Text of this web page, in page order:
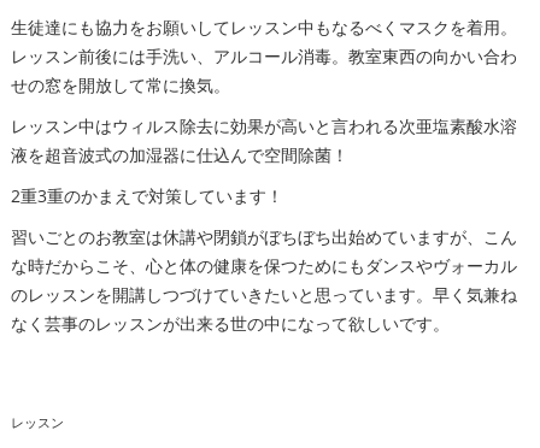
生徒達にも協力をお願いしてレッスン中もなるべくマスクを着用。
レッスン前後には手洗い、アルコール消毒。教室東西の向かい合わ
せの窓を開放して常に換気。
レッスン中はウィルス除去に効果が高いと言われる次亜塩素酸水溶
液を超音波式の加湿器に仕込んで空間除菌！
2重3重のかまえで対策しています！
習いごとのお教室は休講や閉鎖がぼちぼち出始めていますが、こん
な時だからこそ、心と体の健康を保つためにもダンスやヴォーカル
のレッスンを開講しつづけていきたいと思っています。早く気兼ね
なく芸事のレッスンが出来る世の中になって欲しいです。
レッスン